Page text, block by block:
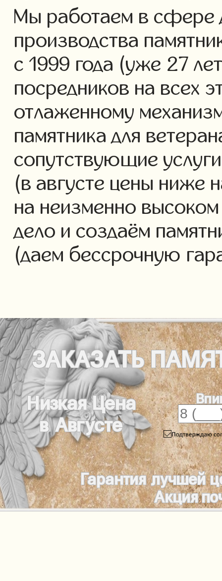
Мы работаем в сфере
производства
с 1999 года (уже 27
посредников на всех
отлаженному
памятника для
сопутствующие
(в августе цены ниже
на неизменно
дело и создаём
(даем бессрочную
ЗАКАЗАТЬ
Низкая Цена
в Августе
Гарантия лучшей
Акция